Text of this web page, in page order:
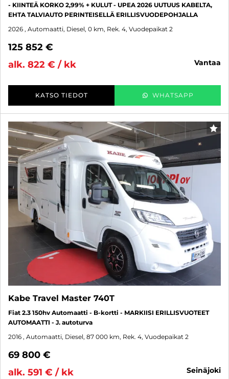
- KIINTEÄ KORKO 2,99% + KULUT - UPEA 2026 UUTUUS KABELTA,
EHTA TALVIAUTO PERINTEISELLÄ ERILLISVUODEPOHJALLA
2026 , Automaatti, Diesel, 0 km, Rek. 4, Vuodepaikat 2
125 852 €
alk. 822 € / kk
vantaa
KATSO TIEDOT WHATSAPP
Kabe Travel Master 740T
Fiat 2.3 150hv Automaatti - B-kortti - MARKIISI ERILLISVUOTEET
AUTOMAATTI - J. autoturva
2016 , Automaatti, Diesel, 87 000 km, Rek. 4, Vuodepaikat 2
69 800 €
alk. 591 € / kk
seinäjoki